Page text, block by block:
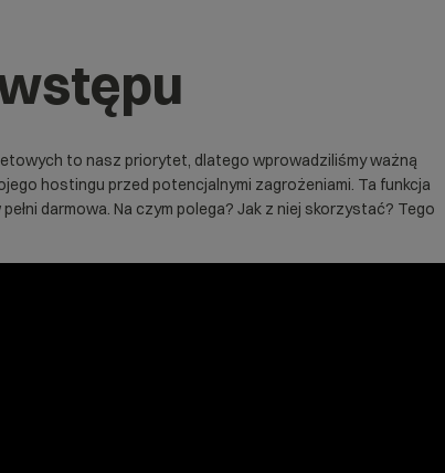
to nasz priorytet, dlatego wprowadziliśmy ważną
hostingu przed potencjalnymi zagrożeniami. Ta funkcja
darmowa. Na czym polega? Jak z niej skorzystać? Tego